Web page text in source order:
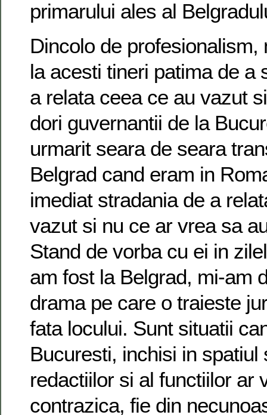
primarului ales al
Dincolo de profesionalism,
la acesti tineri patima de a
a relata ceea ce au vazut
dori guvernantii de la
urmarit seara de seara
Belgrad cand eram in
imediat stradania de a
vazut si nu ce ar vrea sa
Stand de vorba cu ei in
am fost la Belgrad, mi-am
drama pe care o traieste
fata locului. Sunt situatii
Bucuresti, inchisi in spatiul
redactiilor si al functiilor ar
contrazica, fie din